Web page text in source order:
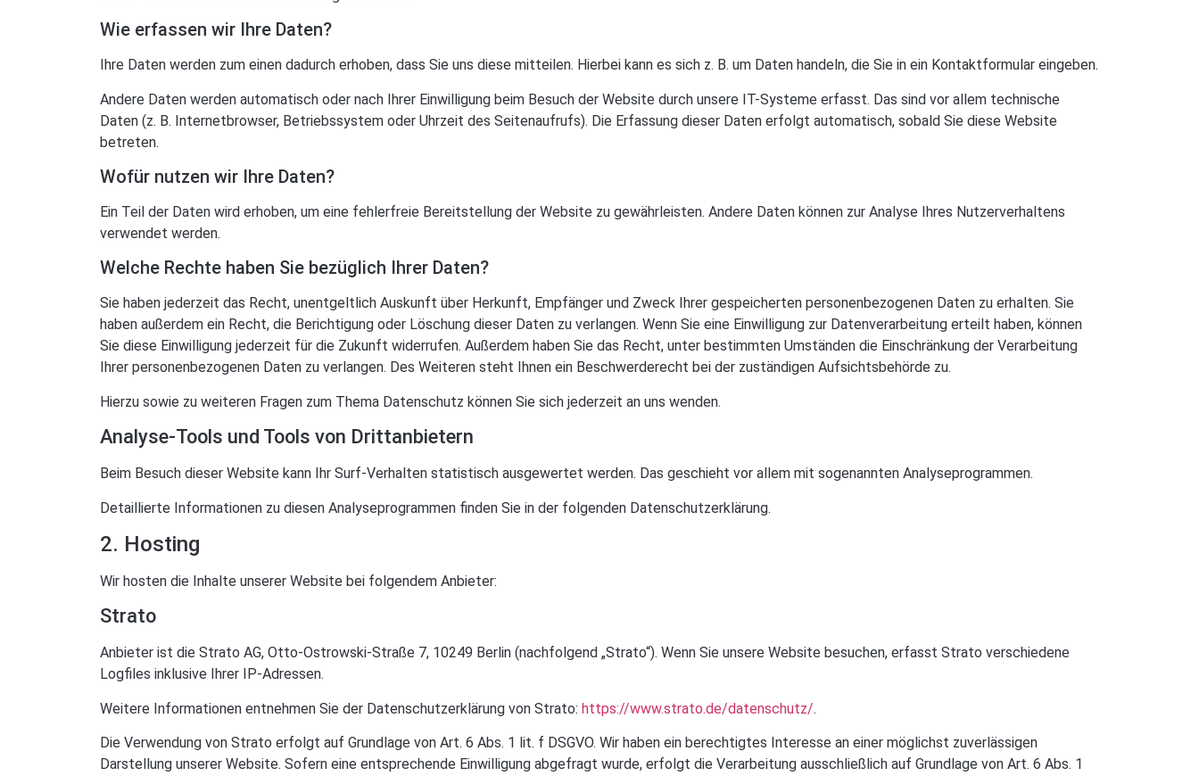
Wie erfassen wir Ihre Daten?
Ihre Daten werden zum einen dadurch erhoben, dass Sie uns diese mitteilen. Hierbei kann es sich z. B. um Daten handeln, die Sie in ein Kontaktformular eingeben.
Andere Daten werden automatisch oder nach Ihrer Einwilligung beim Besuch der Website durch unsere IT-Systeme erfasst. Das sind vor allem technische
Daten (z. B. Internetbrowser, Betriebssystem oder Uhrzeit des Seitenaufrufs). Die Erfassung dieser Daten erfolgt automatisch, sobald Sie diese Website
betreten.
Wofür nutzen wir Ihre Daten?
Ein Teil der Daten wird erhoben, um eine fehlerfreie Bereitstellung der Website zu gewährleisten. Andere Daten können zur Analyse Ihres Nutzerverhaltens
verwendet werden.
Welche Rechte haben Sie bezüglich Ihrer Daten?
Sie haben jederzeit das Recht, unentgeltlich Auskunft über Herkunft, Empfänger und Zweck Ihrer gespeicherten personenbezogenen Daten zu erhalten. Sie
haben außerdem ein Recht, die Berichtigung oder Löschung dieser Daten zu verlangen. Wenn Sie eine Einwilligung zur Datenverarbeitung erteilt haben, können
Sie diese Einwilligung jederzeit für die Zukunft widerrufen. Außerdem haben Sie das Recht, unter bestimmten Umständen die Einschränkung der Verarbeitung
Ihrer personenbezogenen Daten zu verlangen. Des Weiteren steht Ihnen ein Beschwerderecht bei der zuständigen Aufsichtsbehörde zu.
Hierzu sowie zu weiteren Fragen zum Thema Datenschutz können Sie sich jederzeit an uns wenden.
Analyse-Tools und Tools von Dritt­anbietern
Beim Besuch dieser Website kann Ihr Surf-Verhalten statistisch ausgewertet werden. Das geschieht vor allem mit sogenannten Analyseprogrammen.
Detaillierte Informationen zu diesen Analyseprogrammen finden Sie in der folgenden Datenschutzerklärung.
2. Hosting
Wir hosten die Inhalte unserer Website bei folgendem Anbieter:
Strato
Anbieter ist die Strato AG, Otto-Ostrowski-Straße 7, 10249 Berlin (nachfolgend „Strato“). Wenn Sie unsere Website besuchen, erfasst Strato verschiedene
Logfiles inklusive Ihrer IP-Adressen.
Weitere Informationen entnehmen Sie der Datenschutzerklärung von Strato: https://www.strato.de/datenschutz/.
Die Verwendung von Strato erfolgt auf Grundlage von Art. 6 Abs. 1 lit. f DSGVO. Wir haben ein berechtigtes Interesse an einer möglichst zuverlässigen
Darstellung unserer Website. Sofern eine entsprechende Einwilligung abgefragt wurde, erfolgt die Verarbeitung ausschließlich auf Grundlage von Art. 6 Abs. 1